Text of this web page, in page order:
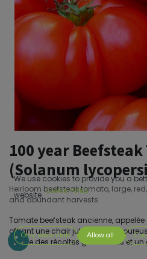
100 year
(Solanum
Heirloom beefsteak tomato, large,
and abundant harvests
Tomate beefsteak ancienne, appelée
offrant une chair juteuse et
donne des récoltes généreuses et
We use cookies to provide you a
website. Cookie Policy
Only essentials Allow all